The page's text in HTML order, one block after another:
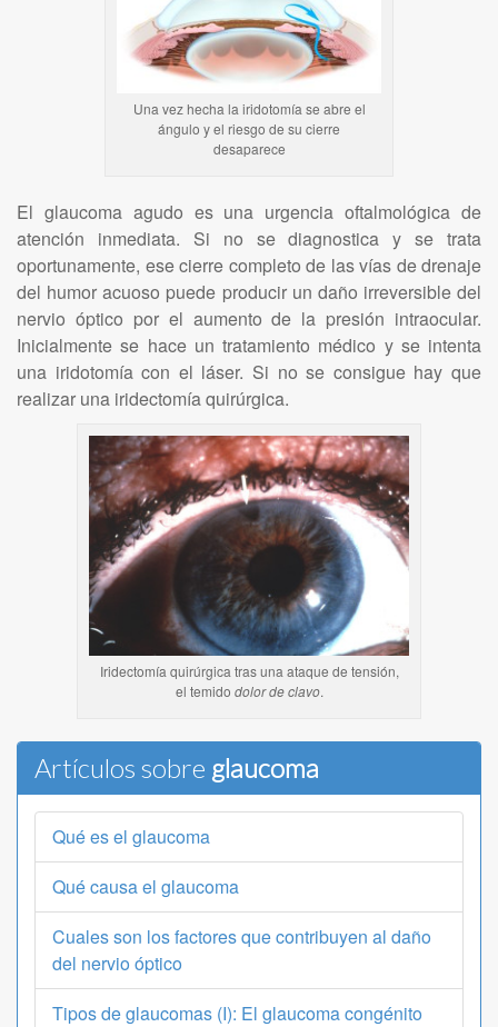
Una vez hecha la iridotomía se abre el
ángulo y el riesgo de su cierre
desaparece
El glaucoma agudo es una urgencia oftalmológica de
atención inmediata. Si no se diagnostica y se trata
oportunamente, ese cierre completo de las vías de drenaje
del humor acuoso puede producir un daño irreversible del
nervio óptico por el aumento de la presión intraocular.
Inicialmente se hace un tratamiento médico y se intenta
una iridotomía con el láser. Si no se consigue hay que
realizar una iridectomía quirúrgica.
Iridectomía quirúrgica tras una ataque de tensión,
el temido dolor de clavo.
Artículos sobre glaucoma
Qué es el glaucoma
Qué causa el glaucoma
Cuales son los factores que contribuyen al daño
del nervio óptico
Tipos de glaucomas (I): El glaucoma congénito